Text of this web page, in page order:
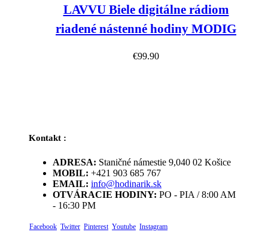
LAVVU Biele digitálne rádiom
riadené nástenné hodiny MODIG
€99.90
Kontakt :
ADRESA: Staničné námestie 9,040 02 Košice
MOBIL: +421 903 685 767
EMAIL: info@hodinarik.sk
OTVÁRACIE HODINY: PO - PIA / 8:00 AM
- 16:30 PM
Facebook Twitter Pinterest Youtube Instagram